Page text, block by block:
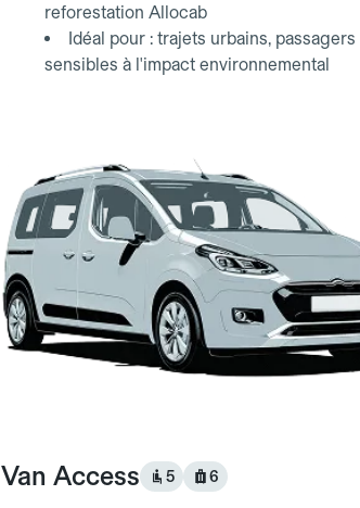
reforestation Allocab
Idéal pour : trajets urbains, passagers
sensibles à l'impact environnemental
Van Access 5 6